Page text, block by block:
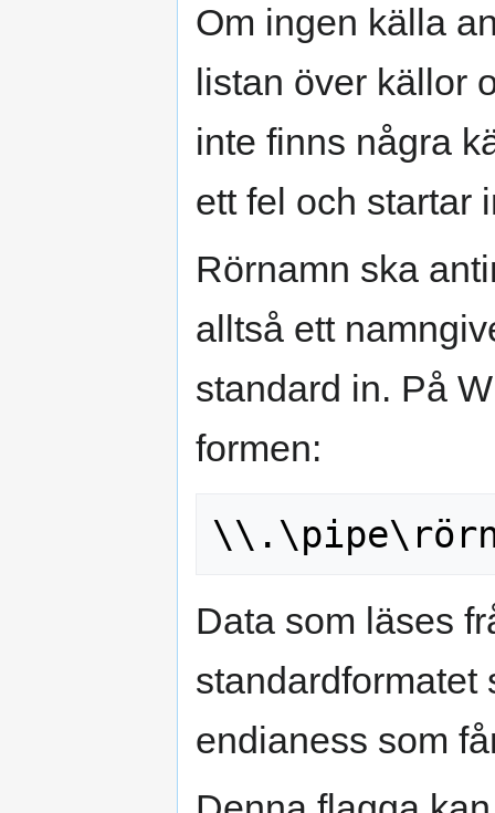
Om ingen källa
listan över källor
inte finns några
ett fel och startar
Rörnamn ska
alltså ett
standard in. På
formen:
Data som läses
standardformatet
endianess som